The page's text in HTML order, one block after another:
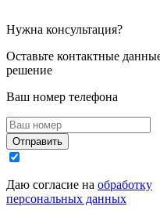
Нужна консультация?
Оставьте контактные
решение
Ваш номер телефона
Отправить
Даю согласие на обработку
персональных данных